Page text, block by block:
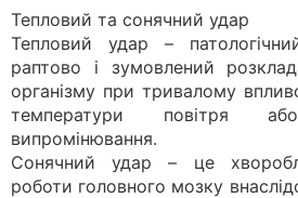
Тепловий та сонячний удар
Тепловий удар –
раптово і зумовлений
організму при тривалому
температури повітря або
випромінювання.
Сонячний удар – це
роботи головного мозку